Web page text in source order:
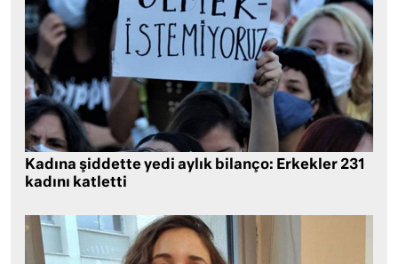
Kadına şiddette yedi aylık bilanço: Erkekler 231
kadını katletti